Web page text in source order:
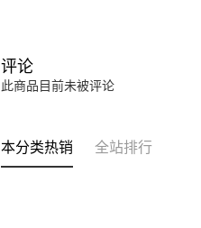
评论
此商品目前未被评论
本分类热销 全站排行